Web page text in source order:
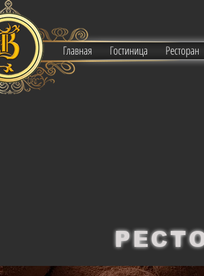
Главная Гостиница Ресторан